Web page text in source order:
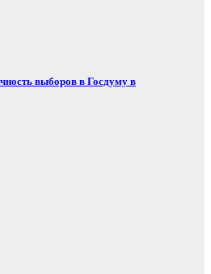
выборов в Госдуму в